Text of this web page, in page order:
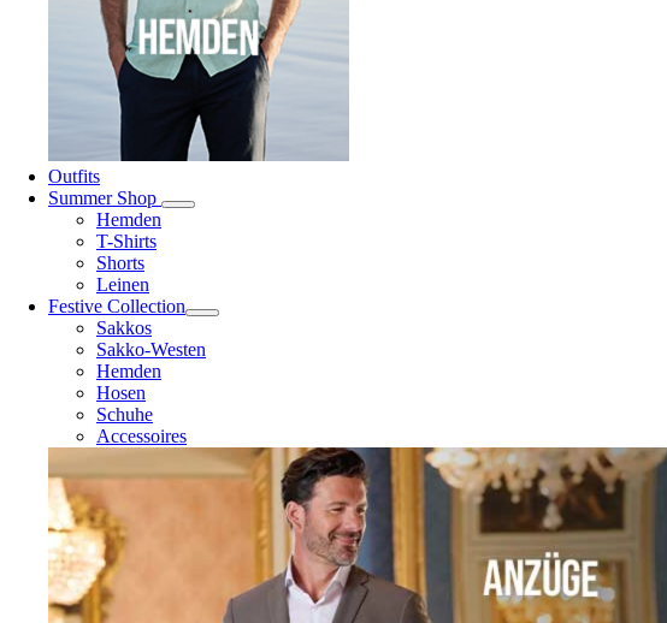
Outfits
Summer Shop
Hemden
T-Shirts
Shorts
Leinen
Festive Collection
Sakkos
Sakko-Westen
Hemden
Hosen
Schuhe
Accessoires